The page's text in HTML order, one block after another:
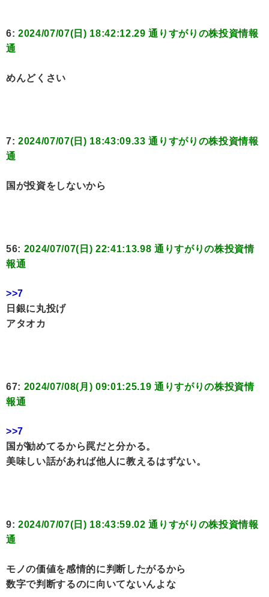
6: 2024/07/07(日) 18:42:12.29 通りすがりの株投資情報
通
めんどくさい
7: 2024/07/07(日) 18:43:09.33 通りすがりの株投資情報
通
国が投資をしないから
56: 2024/07/07(日) 22:41:13.98 通りすがりの株投資情
報通
>>7
日銀に丸投げ
アタオカ
67: 2024/07/08(月) 09:01:25.19 通りすがりの株投資情
報通
>>7
国が勧めてるから罠だと分かる。
美味しい話があれば他人に教えるはずない。
9: 2024/07/07(日) 18:43:59.02 通りすがりの株投資情報
通
モノの価値を感情的に判断したがるから
数字で判断するのに向いてないんよな